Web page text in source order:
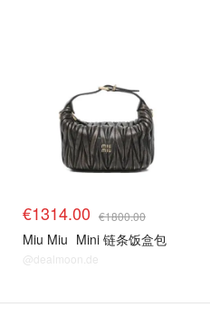
€1314.00 €1800.00
Miu Miu Mini 链条饭盒包
@dealmoon.de